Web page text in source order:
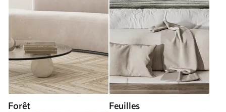
Forêt Feuilles